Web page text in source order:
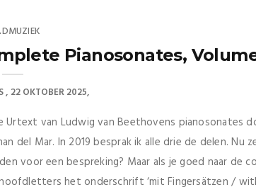
Pianosonates,
22 OKTOBER 2025
Urtext van Ludwig van Beethovens pianosonates
del Mar. In 2019 besprak ik alle drie de delen. Nu
voor een bespreking? Maar als je goed naar de
het onderschrift ‘mit Fingersätzen /